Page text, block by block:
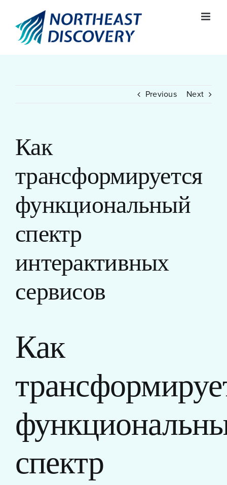
content
Previous Next
Как
трансформируется
функциональный
спектр
интерактивных
сервисов
Как
спектр